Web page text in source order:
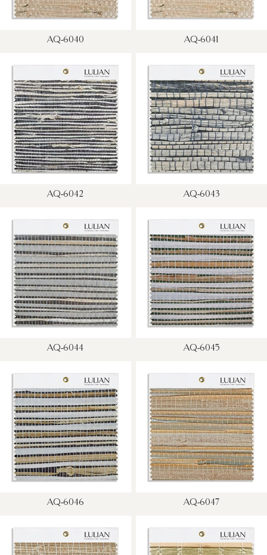
AQ-6040 AQ-6041
AQ-6042 AQ-6043
AQ-6044 AQ-6045
AQ-6046 AQ-6047